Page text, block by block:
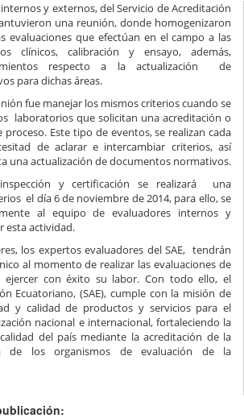
y externos, del Servicio de Acreditación
una reunión, donde homogenizaron
evaluaciones que efectúan en el campo a las
clínicos, calibración y ensayo, además,
respecto a la actualización de
para dichas áreas.
fue manejar los mismos criterios cuando se
laboratorios que solicitan una acreditación o
proceso. Este tipo de eventos, se realizan cada
de aclarar e intercambiar criterios, así
una actualización de documentos normativos.
y certificación se realizará una
el día 6 de noviembre de 2014, para ello, se
al equipo de evaluadores internos y
esta actividad.
los expertos evaluadores del SAE, tendrán
al momento de realizar las evaluaciones de
ejercer con éxito su labor. Con todo ello, el
Ecuatoriano, (SAE), cumple con la misión de
y calidad de productos y servicios para el
nacional e internacional, fortaleciendo la
del país mediante la acreditación de la
de los organismos de evaluación de la